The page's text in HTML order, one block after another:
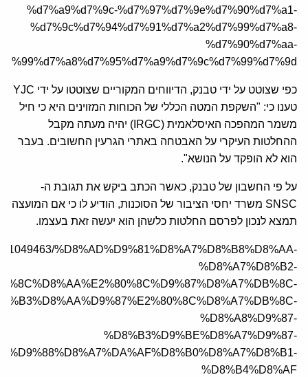
%d7%a9%d7%9c-%d7%97%d7%9e%d7%90%d7%a1-
%d7%9c%d7%94%d7%91%d7%a2%d7%99%d7%a8-
%d7%90%d7%aa-
כפי שצוטט על ידי טבנק, הדיווחים המקוריים שצוטטו על ידי YJC
טענו כי: "השקפת המטה הכללי של הכוחות המזוינים היא כי חיל
משמר המהפכה האיסלאמית (IRGC) יהיה מעתה מקבל
ההחלטות העיקרי על האבטחה באתרי הגרעין החשובים. בעבר
הוא לא הופקד על הנושא".
על פי החשבון של טבנק, כאשר הכתב ביקש את תגובת ה-
SNSC משרד יחסי הציבור של הסוכנות, הודיע לו כי אם המועצה
תמצא לנכון לפרסם החלטות כלשהן הוא יעשה זאת בעצמו.
1049463/%D8%AD%D9%81%D8%A7%D8%B8%D8%AA-
%D8%A7%D8%B2-
%D8%A8%D9%87-
%D8%B3%D9%BE%D8%A7%D9%87-
%D9%88%D8%A7%DA%AF%D8%B0%D8%A7%D8%B1-
%D8%B4%D8%AF